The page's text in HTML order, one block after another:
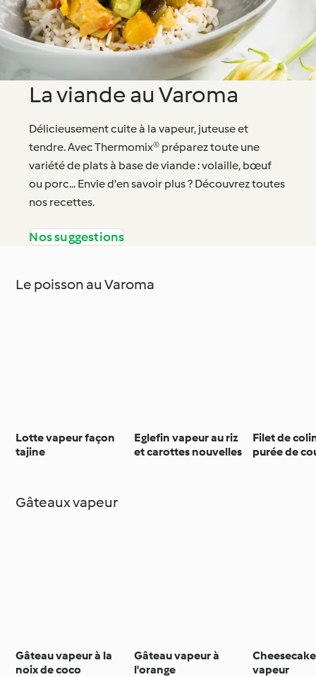
La viande au Varoma
Délicieusement cuite à la vapeur, juteuse et
tendre. Avec Thermomix® préparez toute une
variété de plats à base de viande : volaille, bœuf
ou porc... Envie d'en savoir plus ? Découvrez toutes
nos recettes.
Nos suggestions
Le poisson au Varoma
Lotte vapeur façon
tajine
Eglefin vapeur au riz
et carottes nouvelles
Filet de
purée de
Gâteaux vapeur
Gâteau vapeur à la
noix de coco
Gâteau vapeur à
l'orange
vapeur